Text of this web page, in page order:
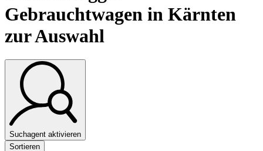
Gebrauchtwagen in Kärnten
zur Auswahl
Suchagent aktivieren
Sortieren